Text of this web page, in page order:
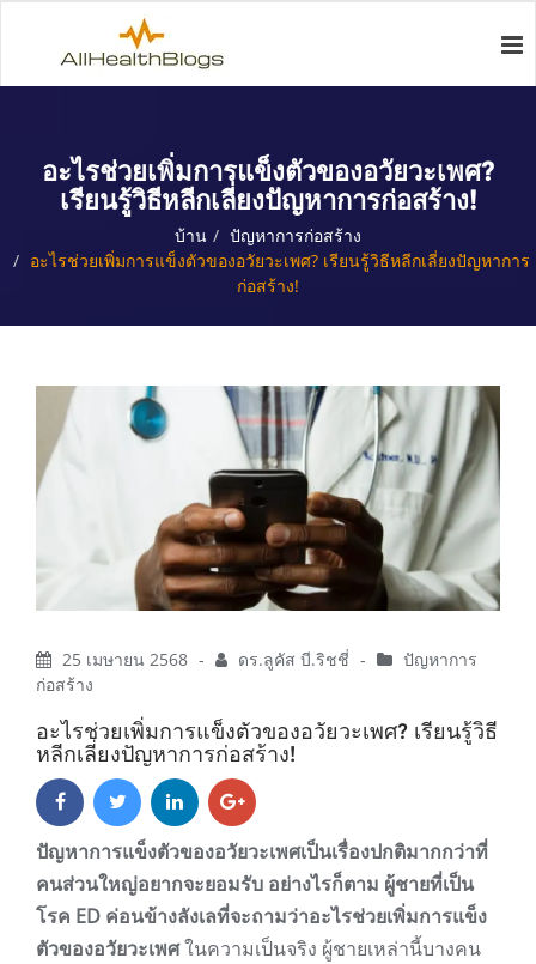
อะไรช่วยเพิ่มการแข็งตัวของอวัยวะเพศ?
เรียนรู้วิธีหลีกเลี่ยงปัญหาการก่อสร้าง!
บ้าน
ปัญหาการก่อสร้าง
อะไรช่วยเพิ่มการแข็งตัวของอวัยวะเพศ? เรียนรู้วิธีหลีกเลี่ยงปัญหาการ
ก่อสร้าง!
25 เมษายน 2568 - ดร.ลูคัส บี.ริชชี่ -
ปัญหาการ
ก่อสร้าง
อะไรช่วยเพิ่มการแข็งตัวของอวัยวะเพศ? เรียนรู้วิธี
หลีกเลี่ยงปัญหาการก่อสร้าง!
ปัญหาการแข็งตัวของอวัยวะเพศเป็นเรื่องปกติมากกว่าที่
คนส่วนใหญ่อยากจะยอมรับ อย่างไรก็ตาม ผู้ชายที่เป็น
โรค ED ค่อนข้างลังเลที่จะถามว่าอะไรช่วยเพิ่มการแข็ง
ตัวของอวัยวะเพศในความเป็นจริง ผู้ชายเหล่านี้บางคน